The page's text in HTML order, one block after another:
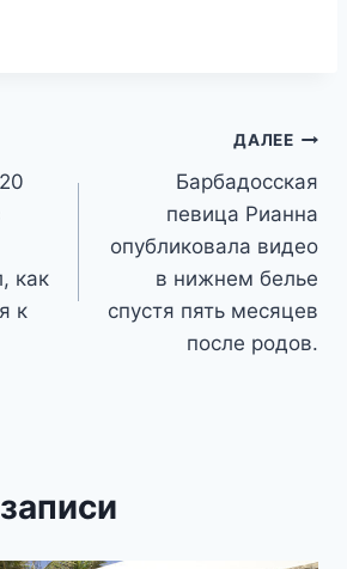
как
к
ДАЛЕЕ
Барбадосская
певица Рианна
опубликовала видео
в нижнем белье
спустя пять месяцев
после родов.